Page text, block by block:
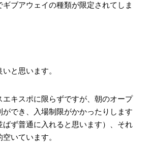
ギブアウェイの種類が限定されてしま
と思います。
エキスポに限らずですが、朝のオープ
ができ、入場制限がかかったりします
ばず普通に入れると思います）、それ
いています。